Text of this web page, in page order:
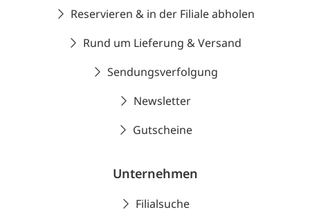
Reservieren & in der Filiale abholen
Rund um Lieferung & Versand
Sendungsverfolgung
Newsletter
Gutscheine
Unternehmen
Filialsuche